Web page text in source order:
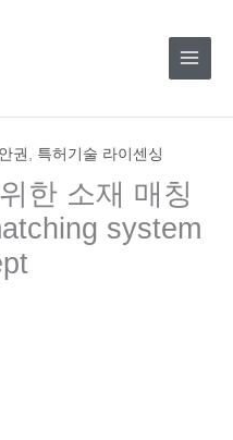
권 , 특허기술 라이센싱
한 소재 매칭
system